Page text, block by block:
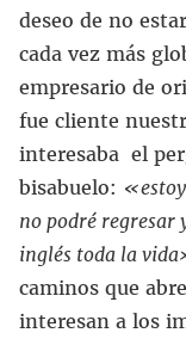
deseo de no
cada vez más
empresario de
fue cliente
interesaba el
bisabuelo:
no podré regresar
inglés toda la
caminos que
interesan a los